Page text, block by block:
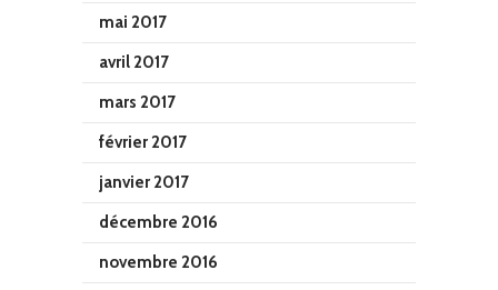
mai 2017
avril 2017
mars 2017
février 2017
janvier 2017
décembre 2016
novembre 2016